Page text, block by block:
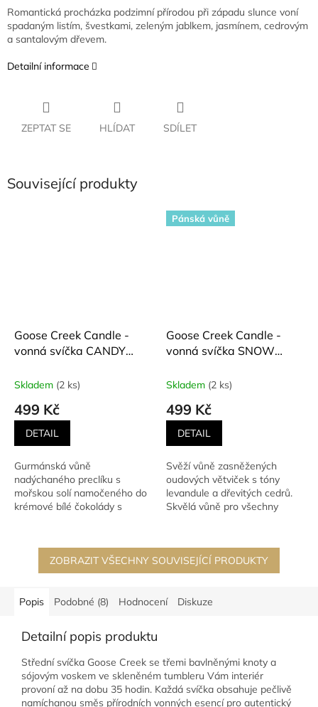
Romantická procházka podzimní přírodou při západu slunce voní
spadaným listím, švestkami, zeleným jablkem, jasmínem, cedrovým
a santalovým dřevem.
Detailní informace
ZEPTAT SE HLÍDAT SDÍLET
Související produkty
Goose Creek Candle -
vonná svíčka CANDY
411 g
Skladem (2 ks)
499 Kč
DETAIL
Gurmánská vůně
nadýchaného preclíku s
mořskou solí namočeného do
krémové bílé čokolády s
Pánská vůně
Goose Creek Candle -
vonná svíčka SNOW
(Zasněžené oudové
Skladem (2 ks)
499 Kč
DETAIL
Svěží vůně zasněžených
oudových větviček s tóny
levandule a dřevitých cedrů.
Skvělá vůně pro všechny
ZOBRAZIT VŠECHNY SOUVISEJÍCÍ PRODUKTY
Popis Podobné (8) Hodnocení Diskuze
Detailní popis produktu
Střední svíčka Goose Creek se třemi bavlněnými knoty a
sójovým voskem ve skleněném tumbleru Vám interiér
provoní až na dobu 35 hodin. Každá svíčka obsahuje pečlivě
namíchanou směs přírodních vonných esencí pro autentický